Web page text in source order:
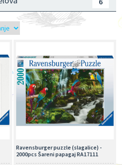
Ravensburger puzzle (slagalice) -
2000pcs Šareni papagaj RA17111